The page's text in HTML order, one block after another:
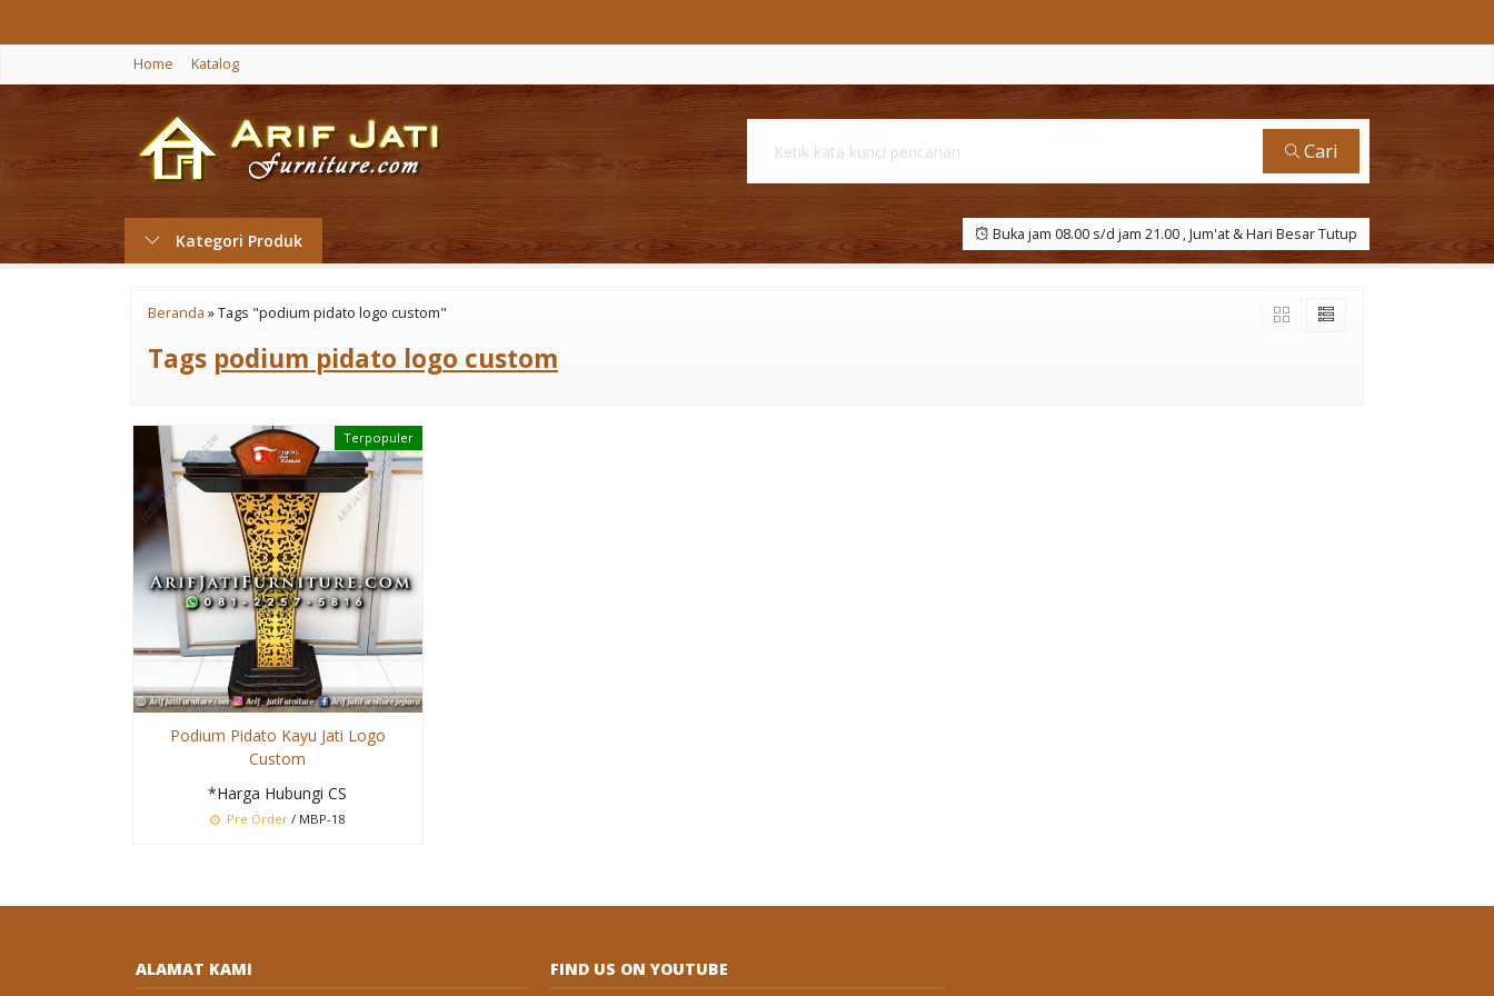
Home Katalog
Cari
Kategori Produk Buka jam 08.00 s/d jam 21.00 , Jum'at & Hari Besar Tutup
Beranda »Tags "podium pidato logo custom"
Tags podium pidato logo custom
Terpopuler
Podium Pidato Kayu Jati Logo
Custom
*Harga Hubungi CS
Pre Order / MBP-18
ALAMAT KAMI FIND US ON YOUTUBE